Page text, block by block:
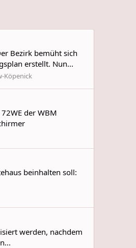
Bezirk bemüht sich
erstellt. Nun...
Köpenick
der WBM
beinhalten soll:
werden, nachdem